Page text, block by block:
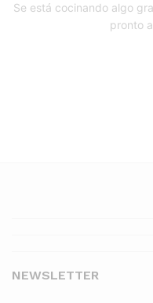
Se está cocinando algo
pronto
NEWSLETTER